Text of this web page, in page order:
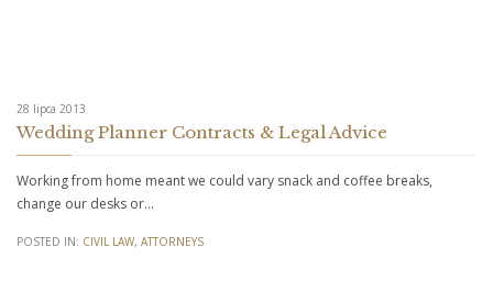
28 lipca 2013
Wedding Planner Contracts & Legal Advice
Working from home meant we could vary snack and coffee breaks,
change our desks or…
POSTED IN: CIVIL LAW, АTTORNEYS